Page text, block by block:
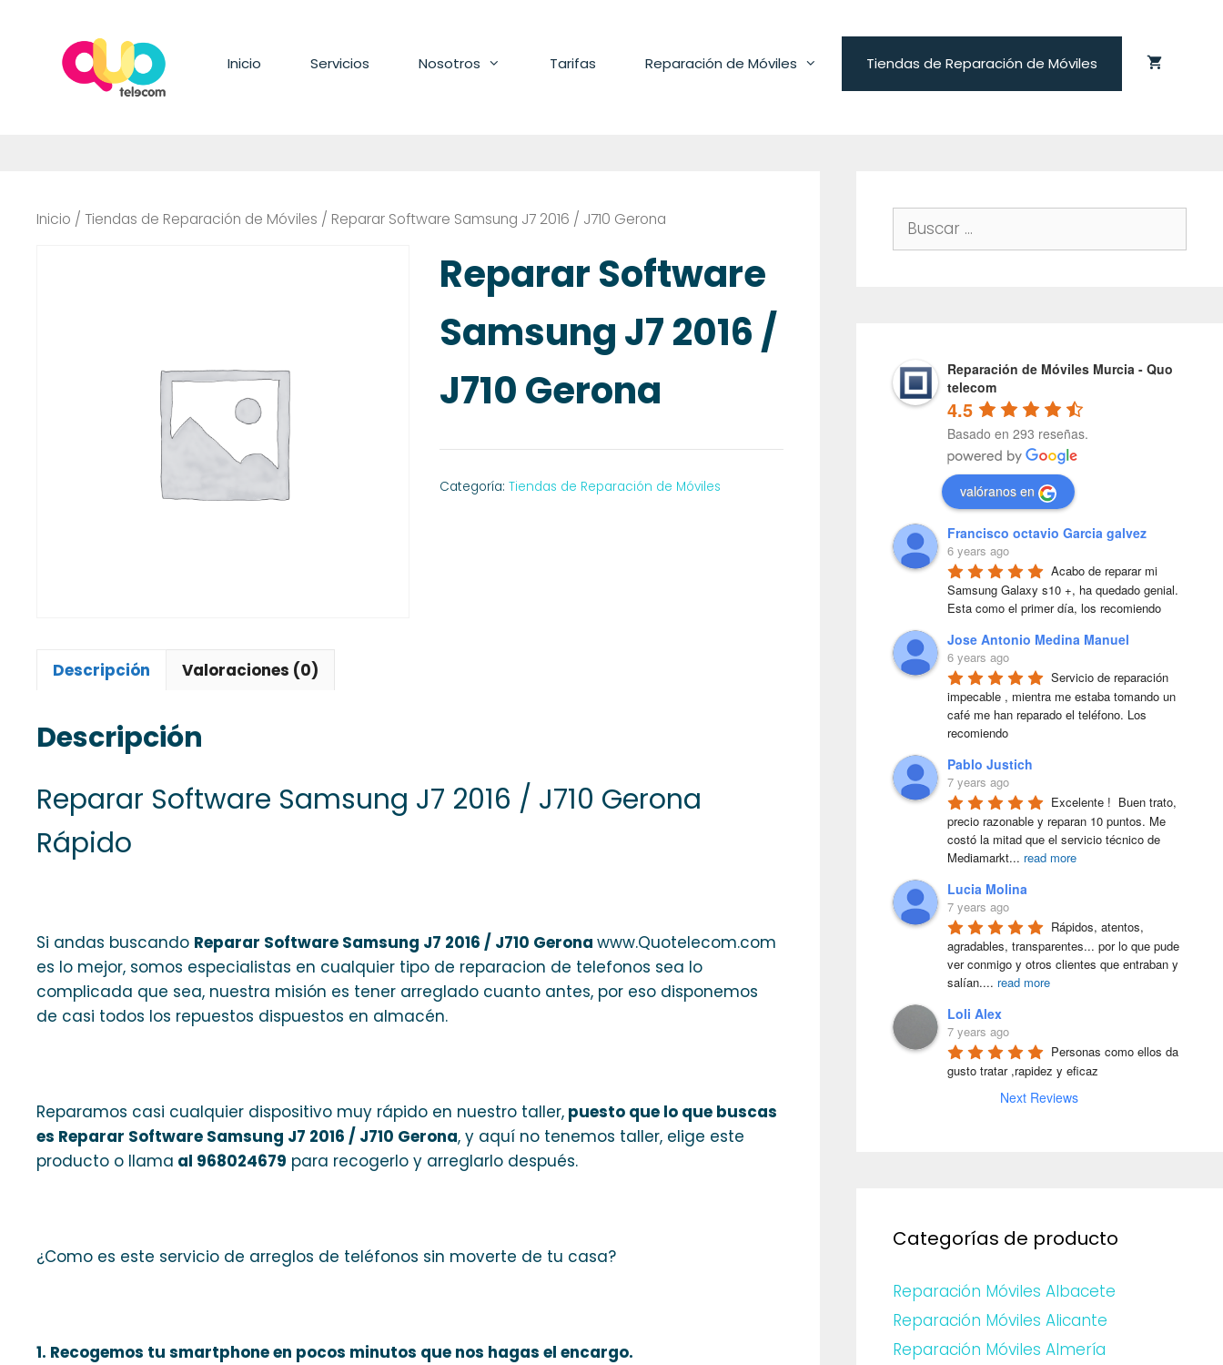
contenido
Inicio Servicios Nosotros Tarifas Reparación de Móviles Tiendas de Reparación de Móviles
Inicio / Tiendas de Reparación de Móviles / Reparar Software Samsung J7 2016 / J710 Gerona
Reparar Software
Samsung J7 2016 /
J710 Gerona
Categoría:Tiendas de Reparación de Móviles
Descripción Valoraciones (0)
Descripción
Reparar Software Samsung J7 2016 / J710 Gerona
Rápido
Si andas buscando Reparar Software Samsung J7 2016 / J710 Gerona www.Quotelecom.com
es lo mejor, somos especialistas en cualquier tipo de reparacion de telefonos sea lo
complicada que sea, nuestra misión es tener arreglado cuanto antes, por eso disponemos
de casi todos los repuestos dispuestos en almacén.
Reparamos casi cualquier dispositivo muy rápido en nuestro taller, puesto que lo que buscas
es Reparar Software Samsung J7 2016 / J710 Gerona, y aquí no tenemos taller, elige este
producto o llama al 968024679 para recogerlo y arreglarlo después.
¿Como es este servicio de arreglos de teléfonos sin moverte de tu casa?
1. Recogemos tu smartphone en pocos minutos que nos hagas el encargo.
Buscar:
Reparación de Móviles Murcia - Quo
telecom
4.5
Basado en 293 reseñas.
valóranos en
Francisco octavio Garcia galvez
6 years ago
Acabo de reparar mi
Samsung Galaxy s10 +, ha quedado genial.
Esta como el primer día, los recomiendo
Jose Antonio Medina Manuel
6 years ago
Servicio de reparación
impecable , mientra me estaba tomando un
café me han reparado el teléfono. Los
recomiendo
Pablo Justich
7 years ago
Excelente !  Buen trato,
precio razonable y reparan 10 puntos. Me
costó la mitad que el servicio técnico de
Mediamarkt... read more
Lucia Molina
7 years ago
Rápidos, atentos,
agradables, transparentes... por lo que pude
ver conmigo y otros clientes que entraban y
salían.... read more
Loli Alex
7 years ago
Personas como ellos da
gusto tratar ,rapidez y eficaz
Next Reviews
Categorías de producto
Reparación Móviles Albacete
Reparación Móviles Alicante
Reparación Móviles Almería